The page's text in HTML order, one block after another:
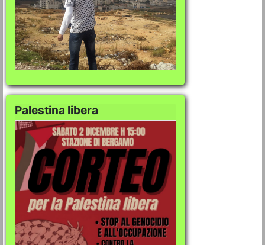
Palestina libera